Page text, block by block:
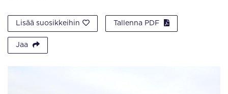
Lisää suosikkeihin Tallenna PDF
Jaa